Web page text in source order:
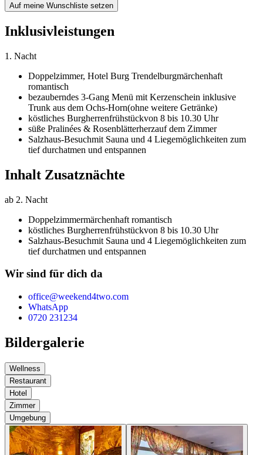
Auf meine Wunschliste setzen
Inklusivleistungen
1. Nacht
Doppelzimmer, Hotel Burg Trendelburgmärchenhaft
romantisch
bezauberndes 3-Gang Menü mit Kerzenschein inklusive
Trunk aus dem Ochs-Horn(ohne weitere Getränke)
köstliches Burgherrenfrühstückvon 8 bis 10.30 Uhr
süße Pralinées & Rosenblätterherzauf dem Zimmer
Salzhaus-Besuchmit Sauna und 4 Liegemöglichkeiten zum
tief durchatmen und entspannen
Inhalt Zusatznächte
ab 2. Nacht
Doppelzimmermärchenhaft romantisch
köstliches Burgherrenfrühstückvon 8 bis 10.30 Uhr
Salzhaus-Besuchmit Sauna und 4 Liegemöglichkeiten zum
tief durchatmen und entspannen
Wir sind für dich da
office@weekend4two.com
WhatsApp
0720 231234
Bildergalerie
Wellness
Restaurant
Hotel
Zimmer
Umgebung